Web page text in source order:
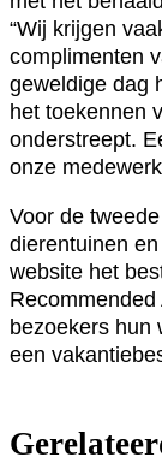
“Wij krijgen
complimenten
geweldige dag
het toekennen
onderstreept.
onze
Voor de
dierentuinen
website het
bezoekers hun
een